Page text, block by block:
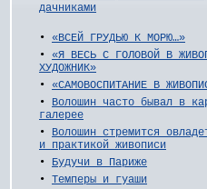
дачниками
• «ВСЕЙ ГРУДЬЮ К МОРЮ…»
• «Я ВЕСЬ С ГОЛОВОЙ В
ХУДОЖНИК»
• «САМОВОСПИТАНИЕ В
• Волошин часто бывал в
галерее
• Волошин стремится
и практикой живописи
• Будучи в Париже
• Темперы и гуаши